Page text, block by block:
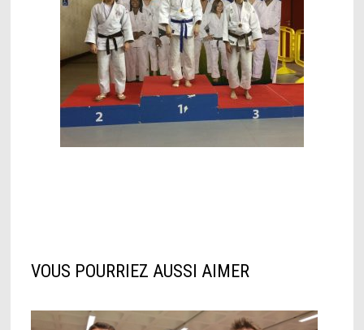
VOUS POURRIEZ AUSSI AIMER